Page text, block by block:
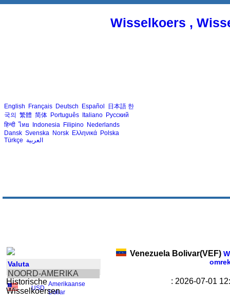
Wisselkoers ,
English Français Deutsch Español 日本語 한
국의 繁體 简体 Português Italiano Русский
हिन्दी ไทย Indonesia Filipino Nederlands
Dansk Svenska Norsk Ελληνικά Polska
Türkçe العربية
Valuta
NOORD-AMERIKA
USD,
Amerikaanse
Dollar
Historische
Wisselkoersen
Venezuela Bolivar(VEF)
: 2026-07-01